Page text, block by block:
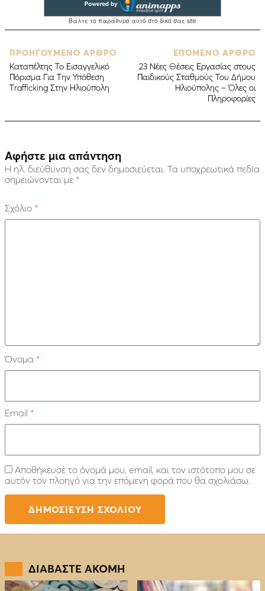
ΠΡΟΗΓΟΥΜΕΝΟ ΑΡΘΡΟ
Καταπέλτης Το Εισαγγελικό
Πόρισμα Για Την Υπόθεση
Τrafficking Στην Ηλιούπολη
ΕΠΟΜΕΝΟ ΑΡΘΡΟ
23 Νέες Θέσεις Εργασίας στους
Παιδικούς Σταθμούς Του Δήμου
Ηλιούπολης – Όλες οι
Πληροφορίες
Αφήστε μια απάντηση
Η ηλ. διεύθυνση σας δεν δημοσιεύεται. Τα υποχρεωτικά πεδία
σημειώνονται με *
Σχόλιο *
Όνομα *
Email *
Αποθήκευσε το όνομά μου, email, και τον ιστότοπο μου σε
αυτόν τον πλοηγό για την επόμενη φορά που θα σχολιάσω.
ΔΙΑΒΑΣΤΕ ΑΚΟΜΗ